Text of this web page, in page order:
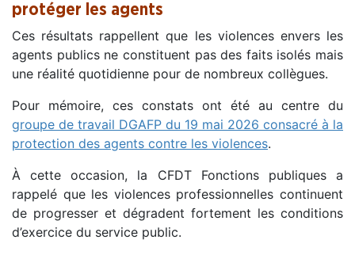
protéger les agents
Ces résultats rappellent que les violences envers les
agents publics ne constituent pas des faits isolés mais
une réalité quotidienne pour de nombreux collègues.
Pour mémoire, ces constats ont été au centre du
groupe de travail DGAFP du 19 mai 2026 consacré à la
protection des agents contre les violences.
À cette occasion, la CFDT Fonctions publiques a
rappelé que les violences professionnelles continuent
de progresser et dégradent fortement les conditions
d’exercice du service public.